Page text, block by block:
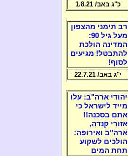
כ"ג באב/ 1.8.21
רב תימני מהצפון
מעל גיל 90:
המדינה הולכת
להתבטל! מגיעים
לסוף!
י"ג באב/ 22.7.21
יהודי ארה"ב: עלו
מייד לישראל כי
אתם בסכנה!!
אזורי קנדה,
ארה"ב ואירופה:
הולכים לשקוע
תחת המים